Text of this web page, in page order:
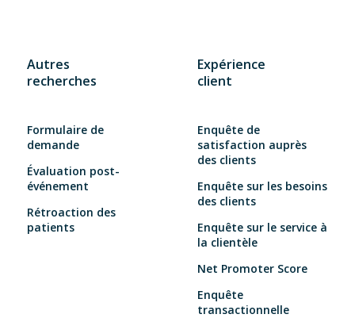
Autres
recherches
Formulaire de
demande
Évaluation post-
événement
Rétroaction des
patients
Expérience
client
Enquête de
satisfaction auprès
des clients
Enquête sur les besoins
des clients
Enquête sur le service à
la clientèle
Net Promoter Score
Enquête
transactionnelle